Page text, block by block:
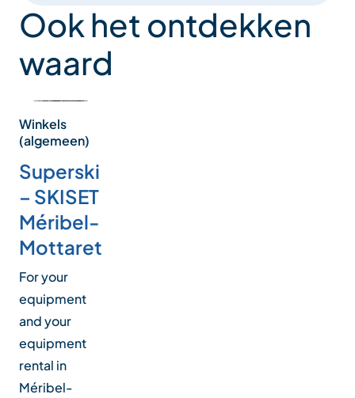
Ook het ontdekken
waard
Winkels
(algemeen)
Superski
– SKISET
Méribel-
Mottaret
For your
equipment
and your
equipment
rental in
Méribel-